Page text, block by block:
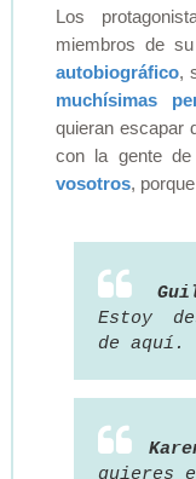
Los
miembros de
autobiográfico,
muchísimas
quieran escapar
con la gente
vosotros, porque
Estoy
de aquí.
quieres